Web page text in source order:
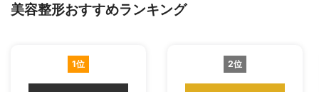
美容整形おすすめランキング
1位 2位